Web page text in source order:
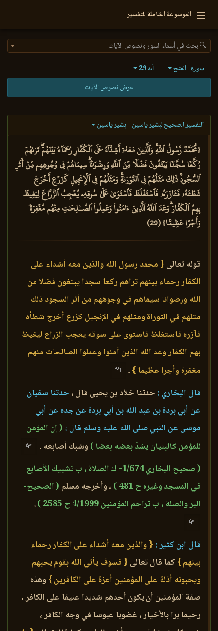
الموسوعة الشاملة للتفسير
🔍 بحث في أسماء السور ونصوص الآيات
سورة الفتح آية 29
عرض نصوص الآيات
التفسير الصحيح لبشير ياسين - بشير ياسين
{مُّحَمَّدٞ رَّسُولُ ٱللَّهِۚ وَٱلَّذِينَ مَعَهُۥٓ أَشِدَّآءُ عَلَى ٱلۡكُفَّارِ رُحَمَآءُ بَيۡنَهُمۡۖ تَرَىٰهُمۡ
رُكَّعٗا سُجَّدٗا يَبۡتَغُونَ فَضۡلٗا مِّنَ ٱللَّهِ وَرِضۡوَٰنٗاۖ سِيمَاهُمۡ فِي وُجُوهِهِم مِّنۡ أَثَرِ
ٱلسُّجُودِۚ ذَٰلِكَ مَثَلُهُمۡ فِي ٱلتَّوۡرَىٰةِۚ وَمَثَلُهُمۡ فِي ٱلۡإِنجِيلِ كَزَرۡعٍ أَخۡرَجَ
شَطۡـَٔهُۥ فَـَٔازَرَهُۥ فَٱسۡتَغۡلَظَ فَٱسۡتَوَىٰ عَلَىٰ سُوقِهِۦ يُعۡجِبُ ٱلزُّرَّاعَ لِيَغِيظَ
بِهِمُ ٱلۡكُفَّارَۗ وَعَدَ ٱللَّهُ ٱلَّذِينَ ءَامَنُواْ وَعَمِلُواْ ٱلصَّـٰلِحَٰتِ مِنۡهُم مَّغۡفِرَةٗ
وَأَجۡرًا عَظِيمَۢا} (29)
قوله تعالى { محمد رسول الله والذين معه أشداء على
الكفار رحماء بينهم تراهم ركعا سجدا يبتغون فضلا من
الله ورضوانا سيماهم في وجوههم من أثر السجود ذلك
مثلهم في التوراة ومثلهم في الإنجيل كزرع أخرج شطأه
فآزره فاستغلظ فاستوى على سوقه يعجب الزراع ليغيظ
بهم الكفار وعد الله الذين آمنوا وعملوا الصالحات منهم
مغفرة وأجرا عظيما }.
قال البخاري : حدثنا خلاّد بن يحيى قال ، حدثنا سفيان
عن أبي بردة بن عبد الله بن أبي بردة عن جده عن أبي
موسى عن النبي صلى الله عليه وسلم قال : ( إن المؤمن
للمؤمن كالبنيان يشدّ بعضه بعضا )وشبك أصابعه .
( صحيح
، وأخرجه مسلم ( الصحيح-
البر والصلة ، ب تراحم المؤمنين 4/1999 ح 2585 )
.
قال ابن كثير : { والذين معه أشداء على الكفار رحماء
بينهم } كما قال تعالى { فسوف يأتي الله بقوم يحبهم
ويحبونه أذلة على المؤمنين أعزة على الكافرين }وهذه
صفة المؤمنين أن يكون أحدهم شديدا عنيفا على الكافر ،
رحيما برا بالأخيار ، غضوبا عبوسا في وجه الكافر ،